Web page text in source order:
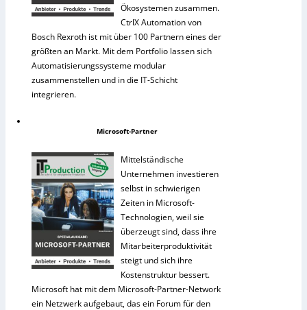
Ökosystemen zusammen.
CtrlX Automation von
Bosch Rexroth ist mit über 100 Partnern eines der
größten an Markt. Mit dem Portfolio lassen sich
Automatisierungssysteme modular
zusammenstellen und in die IT-Schicht
integrieren.
Microsoft-Partner
Mittelständische
Unternehmen investieren
selbst in schwierigen
Zeiten in Microsoft-
Technologien, weil sie
überzeugt sind, dass ihre
Mitarbeiterproduktivität
steigt und sich ihre
Kostenstruktur bessert.
Microsoft hat mit dem Microsoft-Partner-Network
ein Netzwerk aufgebaut, das ein Forum für den